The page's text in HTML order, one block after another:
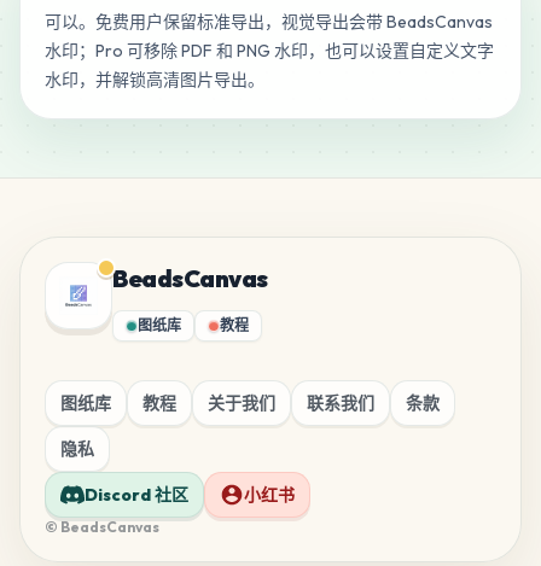
可以。免费用户保留标准导出，视觉导出会带 BeadsCanvas
水印；Pro 可移除 PDF 和 PNG 水印，也可以设置自定义文字
水印，并解锁高清图片导出。
BeadsCanvas
图纸库 教程
图纸库 教程 关于我们 联系我们 条款
隐私
Discord 社区 小红书
© BeadsCanvas